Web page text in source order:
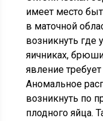
имеет место
в маточной
возникнуть где
яичниках,
явление
Аномальное
возникнуть по
плодного яйца.